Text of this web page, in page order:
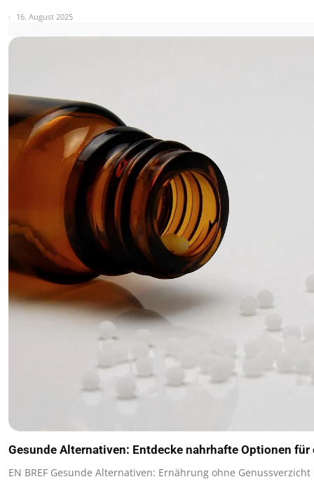
16. August 2025
Gesunde Alternativen: Entdecke nahrhafte Optionen für
EN BREF Gesunde Alternativen: Ernährung ohne